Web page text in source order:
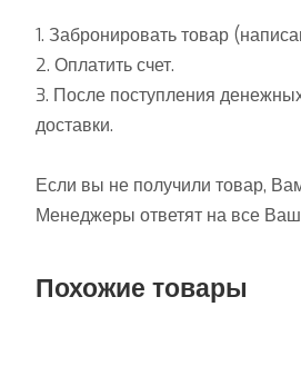
1. Забронировать товар
2. Оплатить счет.
3. После поступления
доставки.
Если вы не получили товар,
Менеджеры ответят на все
Похожие товары